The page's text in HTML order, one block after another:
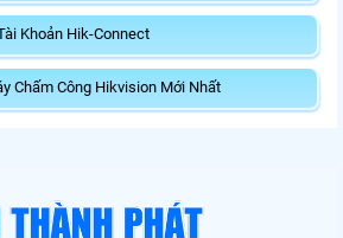
Khoản Hik-Connect
Chấm Công Hikvision Mới Nhất